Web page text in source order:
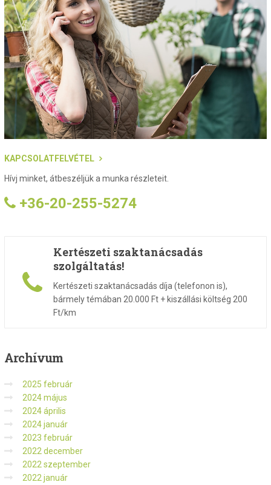
KAPCSOLATFELVÉTEL
Hívj minket, átbeszéljük a munka részleteit.
+36-20-255-5274
Kertészeti szaktanácsadás
szolgáltatás!
Kertészeti szaktanácsadás díja (telefonon is),
bármely témában 20.000 Ft + kiszállási költség 200
Ft/km
Archívum
2025 február
2024 május
2024 április
2024 január
2023 február
2022 december
2022 szeptember
2022 január